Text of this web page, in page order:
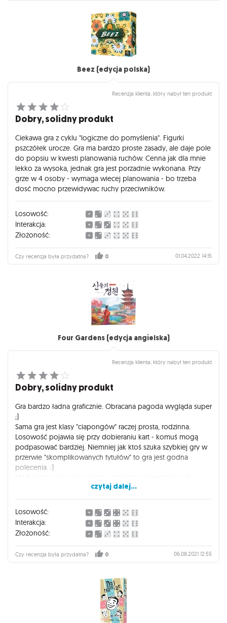
Beez (edycja polska)
Recenzja klienta, który nabył ten produkt
Dobry, solidny produkt
Ciekawa gra z cyklu "logiczne do pomyślenia". Figurki
pszczółek urocze. Gra ma bardzo proste zasady, ale daje pole
do popsiu w kwesti planowania ruchów. Cenna jak dla mnie
lekko za wysoka, jednak gra jest porzadnie wykonana. Przy
grze w 4 osoby - wymaga wiecej planowania - bo trzeba
dosć mocno przewidywac ruchy przeciwników.
Losowość:
Interakcja:
Złożoność:
Czy recenzja była przydatna? 0 01.04.2022 14:15
Four Gardens (edycja angielska)
Recenzja klienta, który nabył ten produkt
Dobry, solidny produkt
Gra bardzo ładna graficznie. Obracana pagoda wygląda super
;)
Sama gra jest klasy "ciapongów" raczej prosta, rodzinna.
Losowość pojawia się przy dobieraniu kart - komuś mogą
podpasować bardziej. Niemniej jak ktoś szuka szybkiej gry w
przerwie "skomplikowanych tytułów" to gra jest godna
polecenia. :)
można, zasada z cofaniem punktów zwycięstwa jest ciekawym
mechanizmem i wprowadza interakcję z innymi graczami.
Tytuł dobrze się skaluje na dwie osoby.
czytaj dalej...
Losowość:
Interakcja:
Złożoność:
Czy recenzja była przydatna? 0 06.08.2021 12:55